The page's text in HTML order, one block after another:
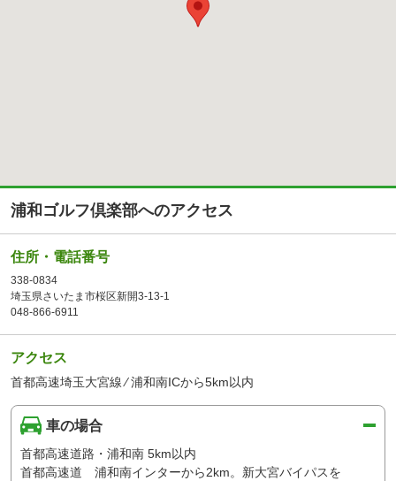
浦和ゴルフ倶楽部へのアクセス
住所・電話番号
338-0834
埼玉県さいたま市桜区新開3-13-1
048-866-6911
アクセス
首都高速埼玉大宮線 ⁄ 浦和南ICから5km以内
車の場合
首都高速道路・浦和南 5km以内
首都高速道 浦和南インターから2km。新大宮バイパスを